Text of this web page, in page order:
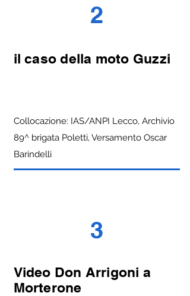
2
il caso della moto Guzzi
Collocazione: IAS/ANPI Lecco, Archivio
89^ brigata Poletti, Versamento Oscar
Barindelli
3
Video Don Arrigoni a
Morterone